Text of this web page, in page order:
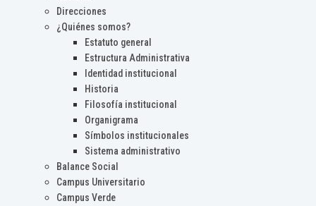
Direcciones
¿Quiénes somos?
Estatuto general
Estructura Administrativa
Identidad institucional
Historia
Filosofía institucional
Organigrama
Símbolos institucionales
Sistema administrativo
Balance Social
Campus Universitario
Campus Verde